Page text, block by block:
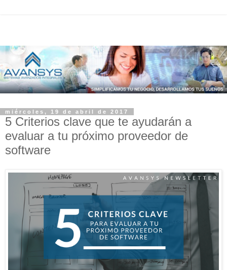
miércoles, 19 de abril de 2017
5 Criterios clave que te ayudarán a
evaluar a tu próximo proveedor de
software